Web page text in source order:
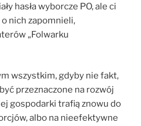
hasła wyborcze PO, ale ci
nich zapomnieli,
„Folwarku
wszystkim, gdyby nie fakt,
przeznaczone na rozwój
gospodarki trafią znowu do
albo na nieefektywne